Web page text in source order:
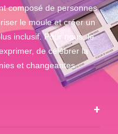
composé de personnes
le moule et créer un
inclusif. Pour nous, le
de célébrer la
et changeantes.